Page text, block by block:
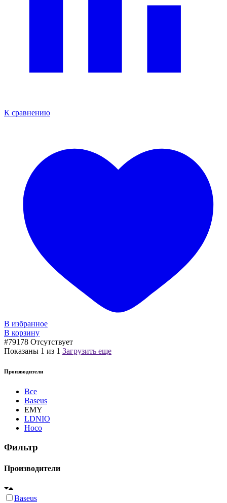
К сравнению
В избранное
В корзину
#79178 Отсутствует
Показаны 1 из 1 Загрузить еще
Производители
Все
Baseus
EMY
LDNIO
Hoco
Фильтр
Производители
Baseus